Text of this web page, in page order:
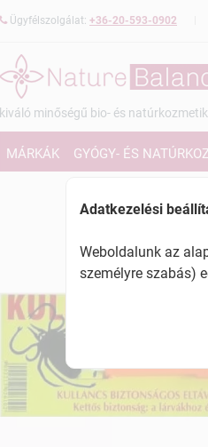
Ügyfélszolgálat: +36-20-593-0902
kiváló minőségű bio- és
MÁRKÁK GYÓGY- ÉS
Adatkezelési
Weboldalunk az
személyre szabás)